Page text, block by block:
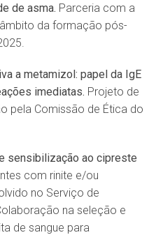
de asma. Parceria com a
da formação pós-
a metamizol: papel da IgE
imediatas. Projeto de
pela Comissão de Ética do
sensibilização ao cipreste
com rinite e/ou
no Serviço de
na seleção e
de sangue para